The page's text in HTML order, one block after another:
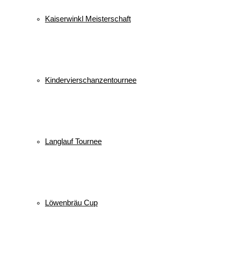
Kaiserwinkl Meisterschaft
Kindervierschanzentournee
Langlauf Tournee
Löwenbräu Cup